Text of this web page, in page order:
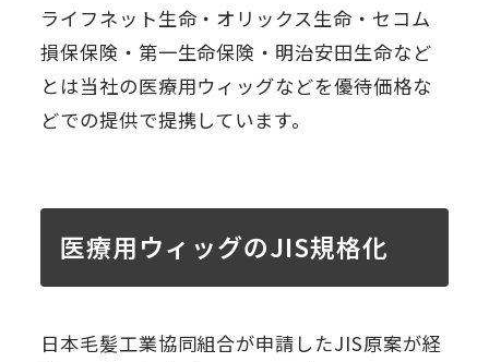
ライフネット生命・オリックス生命・セコム
損保保険・第一生命保険・明治安田生命など
とは当社の医療用ウィッグなどを優待価格な
どでの提供で提携しています。
医療用ウィッグのJIS規格化
日本毛髪工業協同組合が申請したJIS原案が経